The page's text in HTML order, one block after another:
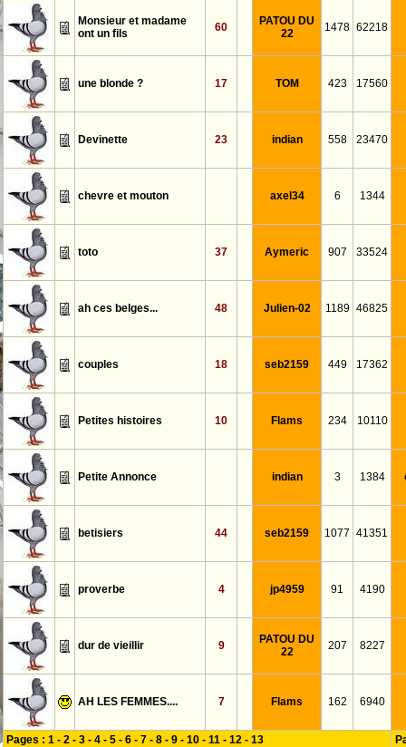
Monsieur et madame
ont un fils
60
PATOU DU
22
1478 62218
une blonde ? 17 TOM 423 17560
Devinette 23 indian 558 23470
chevre et mouton axel34 6 1344
toto 37 Aymeric 907 33524
ah ces belges... 48 Julien-02 1189 46825
couples 18 seb2159 449 17362
Petites histoires 10 Flams 234 10110
Petite Annonce indian 3 1384
betisiers 44 seb2159 1077 41351
proverbe 4 jp4959 91 4190
dur de vieillir 9
PATOU DU
22
207 8227
AH LES FEMMES.... 7 Flams 162 6940
Pages : 1 - 2 - 3 - 4 - 5 - 6 - 7 - 8 - 9 - 10 - 11 - 12 - 13